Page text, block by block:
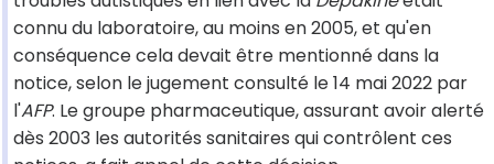
connu du laboratoire, au moins en 2005, et qu'en
conséquence cela devait être mentionné dans la
notice, selon le jugement consulté le 14 mai 2022 par
l'AFP. Le groupe pharmaceutique, assurant avoir alerté
dès 2003 les autorités sanitaires qui contrôlent ces